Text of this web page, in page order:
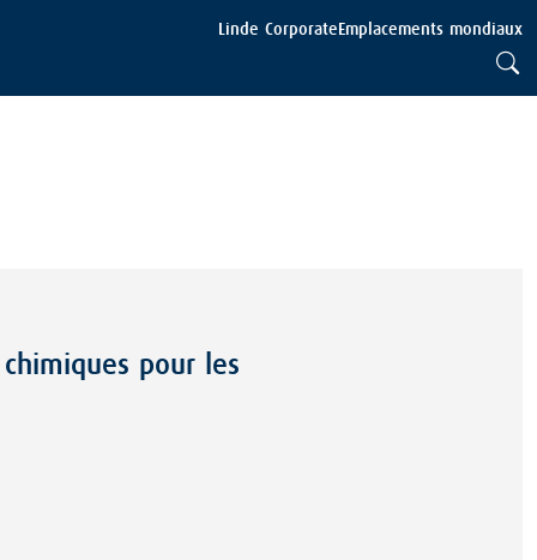
Linde Corporate Emplacements mondiaux
pour les